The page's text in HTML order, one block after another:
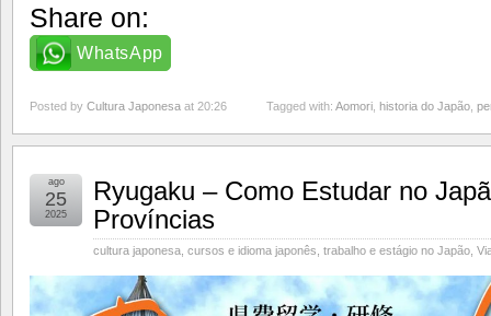
Share on:
WhatsApp
Posted by Cultura Japonesa at 20:26 Tagged with: Aomori historia do Japão
Ryugaku – Como Estudar no
Províncias
cultura japonesa cursos e idioma japonês trabalho e estágio no Japão
ago
25
2025